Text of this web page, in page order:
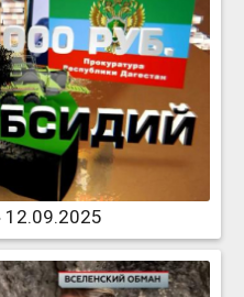
12.09.2025